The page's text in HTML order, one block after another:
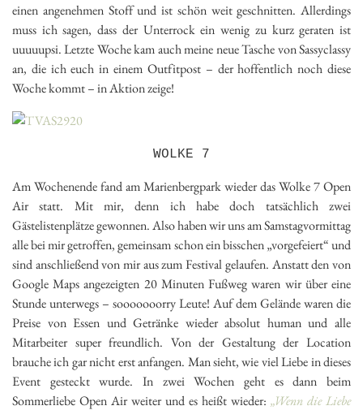
einen angenehmen Stoff und ist schön weit geschnitten. Allerdings
muss ich sagen, dass der Unterrock ein wenig zu kurz geraten ist
uuuuupsi. Letzte Woche kam auch meine neue Tasche von Sassyclassy
an, die ich euch in einem Outfitpost – der hoffentlich noch diese
Woche kommt – in Aktion zeige!
WOLKE 7
Am Wochenende fand am Marienbergpark wieder das Wolke 7 Open
Air statt. Mit mir, denn ich habe doch tatsächlich zwei
Gästelistenplätze gewonnen. Also haben wir uns am Samstagvormittag
alle bei mir getroffen, gemeinsam schon ein bisschen „vorgefeiert“ und
sind anschließend von mir aus zum Festival gelaufen. Anstatt den von
Google Maps angezeigten 20 Minuten Fußweg waren wir über eine
Stunde unterwegs – sooooooorry Leute! Auf dem Gelände waren die
Preise von Essen und Getränke wieder absolut human und alle
Mitarbeiter super freundlich. Von der Gestaltung der Location
brauche ich gar nicht erst anfangen. Man sieht, wie viel Liebe in dieses
Event gesteckt wurde. In zwei Wochen geht es dann beim
Sommerliebe Open Air weiter und es heißt wieder: „Wenn die Liebe